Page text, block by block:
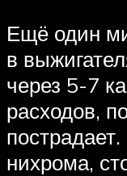
Ещё один
в
через 5-7
расходов,
нихрома,